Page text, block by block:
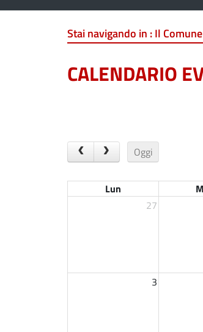
Stai navigando in :Il
CALENDARIO
Oggi
Lun
27
3